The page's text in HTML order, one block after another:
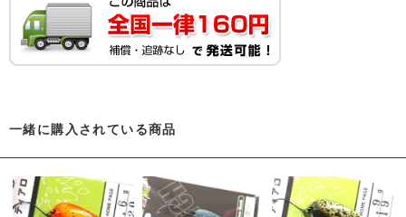
一緒に購入されている商品